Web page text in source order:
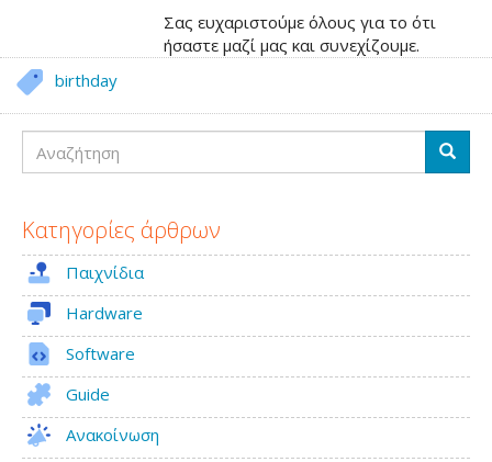
Σας ευχαριστούμε όλους για το ότι
ήσαστε μαζί μας και συνεχίζουμε.
birthday
Αναζήτηση
Κατηγορίες άρθρων
Παιχνίδια
Hardware
Software
Guide
Ανακοίνωση